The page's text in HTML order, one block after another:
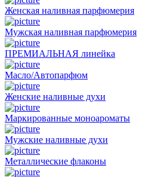
Женская наливная парфюмерия
Мужская наливная парфюмерия
ПРЕМИАЛЬНАЯ линейка
Масло/Автопарфюм
Женские наливные духи
Маркированные моноароматы
Мужские наливные духи
Металлические флаконы